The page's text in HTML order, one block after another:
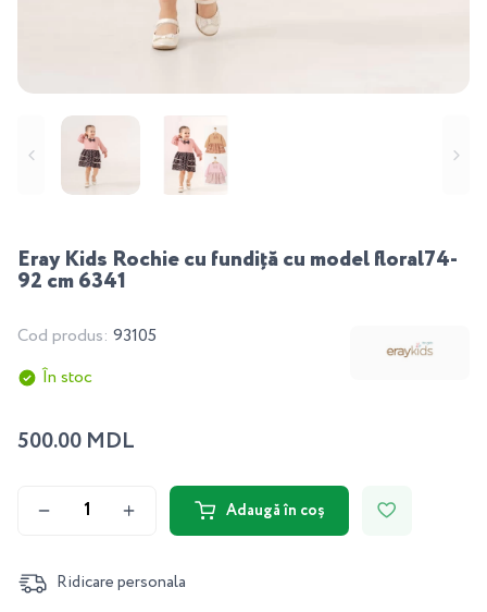
Eray Kids Rochie cu fundiță cu model floral74-
92 cm 6341
Cod produs: 93105
În stoc
500.00 MDL
Adaugă în coș
Ridicare personala